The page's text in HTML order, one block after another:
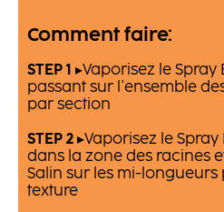
Comment faire:
STEP 1 ▸Vaporisez le
passant sur l'ensemble
par section
STEP 2 ▸Vaporisez le
dans la zone des racines
Salin sur les mi-
texture